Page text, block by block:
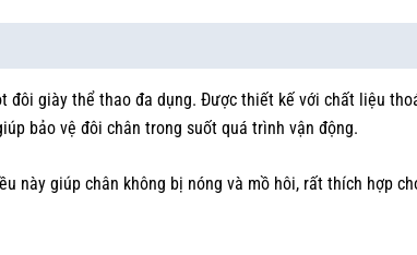
giày thể thao đa dụng. Được thiết kế với chất liệu
bảo vệ đôi chân trong suốt quá trình vận động.
này giúp chân không bị nóng và mồ hôi, rất thích hợp